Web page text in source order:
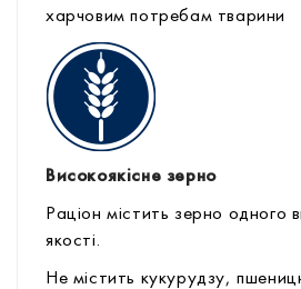
харчовим потребам тварини
Високоякісне зерно
Раціон містить зерно одного
якості.
Не містить кукурудзу,